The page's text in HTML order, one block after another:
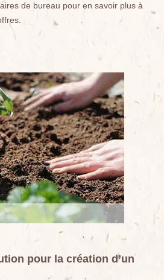
de bureau pour en savoir plus à
pour la création d’un